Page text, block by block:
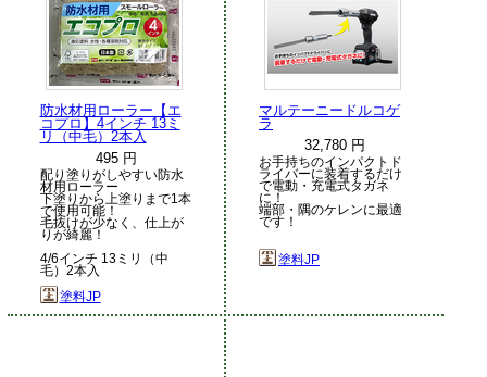
防水材用ローラー【エ
コプロ】4インチ 13ミ
リ（中毛）2本入
495 円
配り塗りがしやすい防水
材用ローラー
下塗りから上塗りまで1本
で使用可能！
毛抜けが少なく、仕上が
りが綺麗！
4/6インチ 13ミリ（中
毛）2本入
塗料JP
マルテーニードルコゲ
ラ
32,780 円
お手持ちのインパクトド
ライバーに装着するだけ
で電動・充電式タガネ
に！
端部・隅のケレンに最適
です！
塗料JP